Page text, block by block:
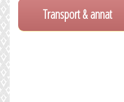
Transport & annat